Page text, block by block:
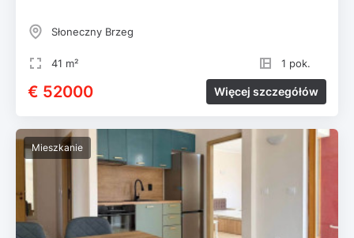
Słoneczny Brzeg
41 m² 1 pok.
€ 52000 Więcej szczegółów
Mieszkanie